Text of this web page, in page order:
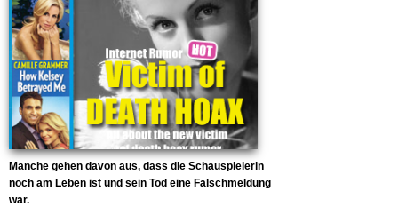
Manche gehen davon aus, dass die Schauspielerin
noch am Leben ist und sein Tod eine Falschmeldung
war.